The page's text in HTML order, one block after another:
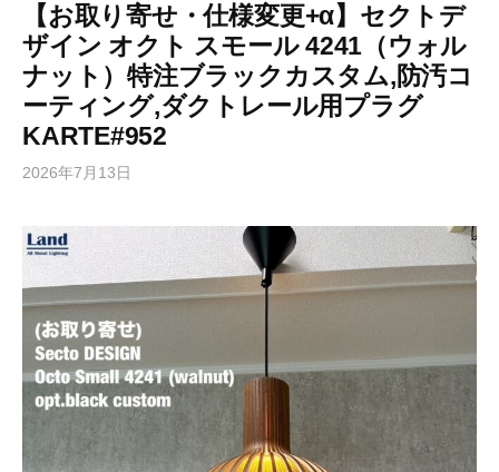
【お取り寄せ・仕様変更+α】セクトデ
ザイン オクト スモール 4241（ウォル
ナット）特注ブラックカスタム,防汚コ
ーティング,ダクトレール用プラグ
KARTE#952
2026年7月13日